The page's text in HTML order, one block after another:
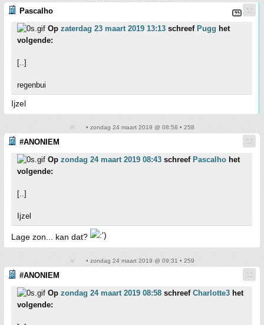
Pascalho
Op zaterdag 23 maart 2019 13:13 schreef Pugg het
volgende:
[..]
regenbui
Ijzel
• zondag 24 maart 2019 @ 08:58 • 258
#ANONIEM
Op zondag 24 maart 2019 08:43 schreef Pascalho het
volgende:
[..]
Ijzel
Lage zon... kan dat?
• zondag 24 maart 2019 @ 09:31 • 259
#ANONIEM
Op zondag 24 maart 2019 08:58 schreef Charlotte3 het
volgende: